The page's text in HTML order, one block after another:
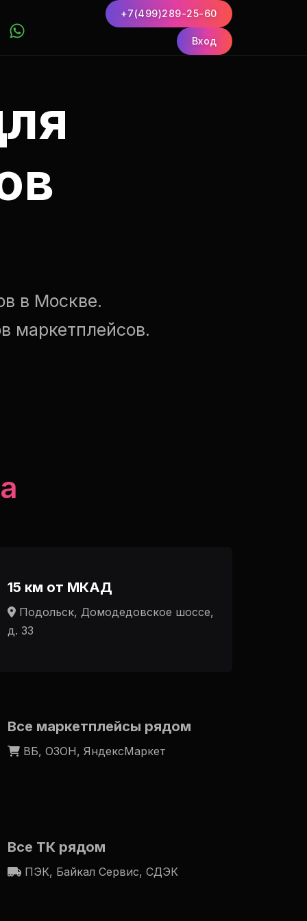
+7(499)289-25-60
Вход
в Москве.
маркетплейсов.
15 км от МКАД
Подольск, Домодедовское шоссе,
д. 33
Все маркетплейсы рядом
ВБ, ОЗОН, ЯндексМаркет
Все ТК рядом
ПЭК, Байкал Сервис, СДЭК